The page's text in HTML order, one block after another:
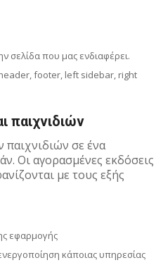
σελίδα που μας ενδιαφέρει.
(header, footer, left sidebar, right
παιχνιδιών
σε ένα
Οι αγορασμένες εκδόσεις
με τους εξής
εφαρμογής
κάποιας υπηρεσίας